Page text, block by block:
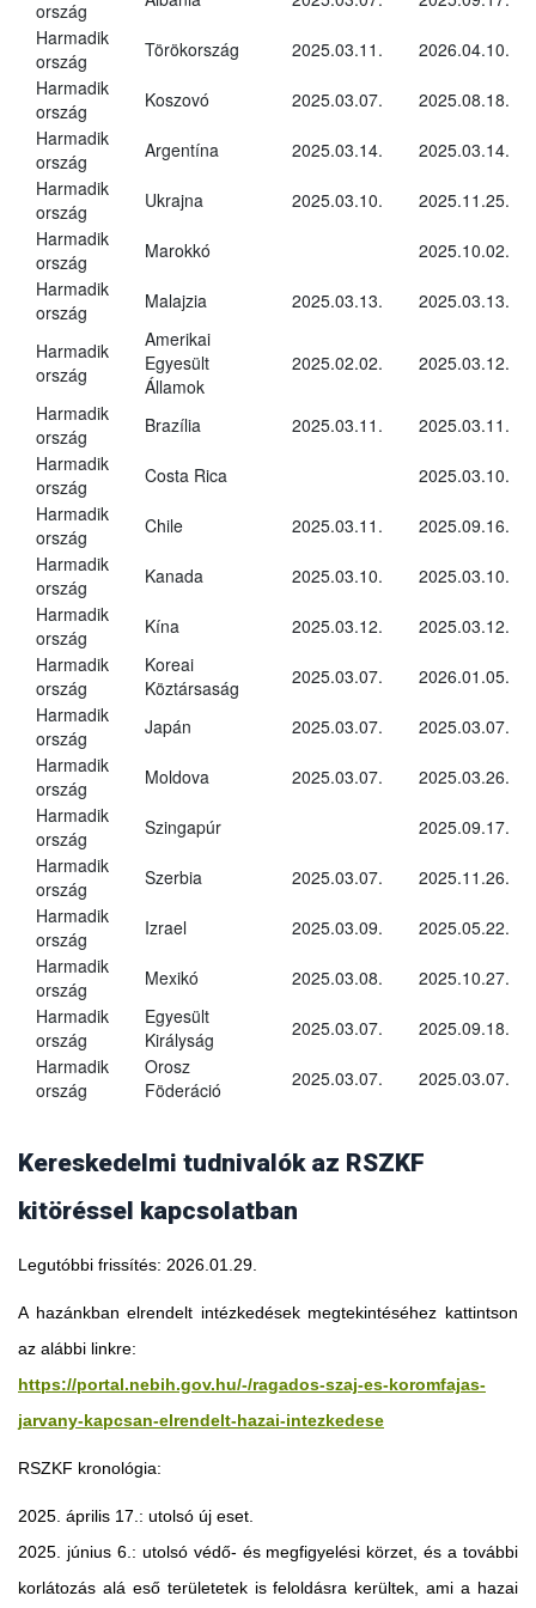
ország
Harmadik
ország
Törökország 2025.03.11.
2026.04.10.
Harmadik
ország
Koszovó 2025.03.07.
2025.08.18.
Harmadik
ország
Argentína 2025.03.14.
2025.03.14.
Harmadik
ország
Ukrajna 2025.03.10.
2025.11.25.
Harmadik
ország
Marokkó
2025.10.02.
Harmadik
ország
Malajzia 2025.03.13. 2025.03.13.
Harmadik
ország
Amerikai
Egyesült
Államok
2025.02.02. 2025.03.12.
Harmadik
ország
Brazília 2025.03.11.
2025.03.11.
Harmadik
ország
Costa Rica
2025.03.10.
Harmadik
ország
Chile 2025.03.11.
2025.09.16.
Harmadik
ország
Kanada 2025.03.10.
2025.03.10.
Harmadik
ország
Kína 2025.03.12.
2025.03.12.
Harmadik
ország
Koreai
Köztársaság
2025.03.07.
2026.01.05.
Harmadik
ország
Japán 2025.03.07.
2025.03.07.
Harmadik
ország
Moldova 2025.03.07.
2025.03.26.
Harmadik
ország
Szingapúr
2025.09.17.
Harmadik
ország
Szerbia 2025.03.07.
2025.11.26.
Harmadik
ország
Izrael 2025.03.09.
2025.05.22.
Harmadik
ország
Mexikó 2025.03.08.
2025.10.27.
Harmadik
ország
Egyesült
Királyság
2025.03.07.
2025.09.18.
Harmadik
ország
Orosz
Föderáció
2025.03.07. 2025.03.07.
Kereskedelmi tudnivalók az RSZKF
kitöréssel kapcsolatban
Legutóbbi frissítés: 2026.01.29.
A hazánkban elrendelt intézkedések megtekintéséhez kattintson
az alábbi linkre:
https://portal.nebih.gov.hu/-/ragados-szaj-es-koromfajas-
jarvany-kapcsan-elrendelt-hazai-intezkedese
RSZKF kronológia:
2025. április 17.: utolsó új eset.
2025. június 6.: utolsó védő- és megfigyelési körzet, és a további
korlátozás alá eső területetek is feloldásra kerültek, ami a hazai
Georgia